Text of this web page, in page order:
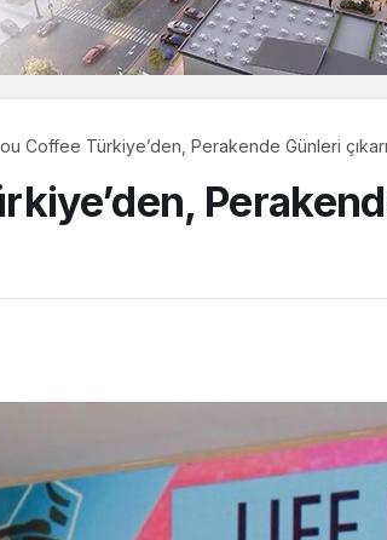
Coffee Türkiye’den, Perakende Günleri